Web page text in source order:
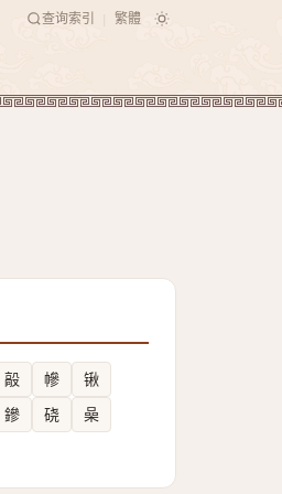
查询索引 繁體
毃 幓
锹
鏒 硗 喿